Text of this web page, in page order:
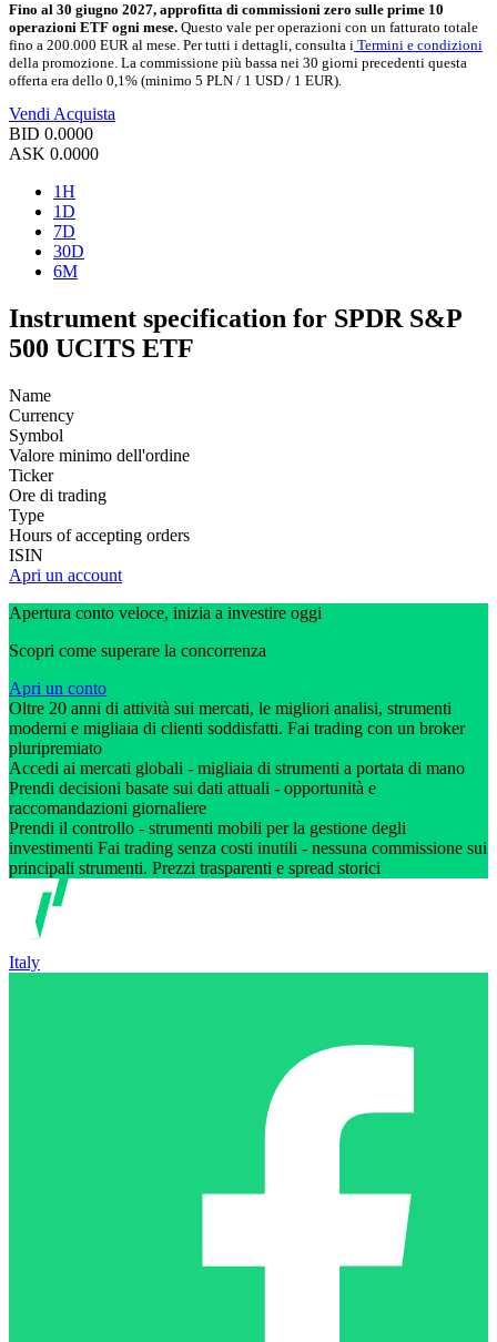
Fino al 30 giugno 2027, approfitta di commissioni zero sulle prime 10
operazioni ETF ogni mese. Questo vale per operazioni con un fatturato totale
fino a 200.000 EUR al mese. Per tutti i dettagli, consulta i Termini e condizioni
della promozione. La commissione più bassa nei 30 giorni precedenti questa
offerta era dello 0,1% (minimo 5 PLN / 1 USD / 1 EUR).
Vendi Acquista
BID 0.0000
ASK 0.0000
1H
1D
7D
30D
6M
Instrument specification for SPDR S&P
500 UCITS ETF
Name
Currency
Symbol
Valore minimo dell'ordine
Ticker
Ore di trading
Type
Hours of accepting orders
ISIN
Apri un account
Apertura conto veloce, inizia a investire oggi
Scopri come superare la concorrenza
Apri un conto
Oltre 20 anni di attività sui mercati, le migliori analisi, strumenti
moderni e migliaia di clienti soddisfatti. Fai trading con un broker
pluripremiato
Accedi ai mercati globali - migliaia di strumenti a portata di mano
Prendi decisioni basate sui dati attuali - opportunità e
raccomandazioni giornaliere
Prendi il controllo - strumenti mobili per la gestione degli
investimenti Fai trading senza costi inutili - nessuna commissione sui
principali strumenti. Prezzi trasparenti e spread storici
Italy